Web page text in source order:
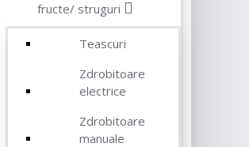
fructe/ struguri
Teascuri
Zdrobitoare
electrice
Zdrobitoare
manuale